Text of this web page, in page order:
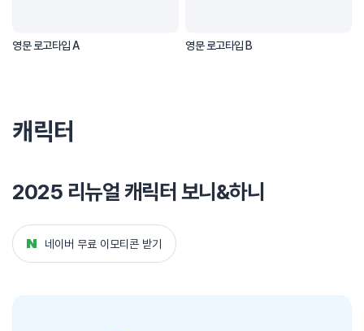
영문 로고타입 A 영문 로고타입 B
캐릭터
2025 리뉴얼 캐릭터 보니&하니
네이버 무료 이모티콘 받기